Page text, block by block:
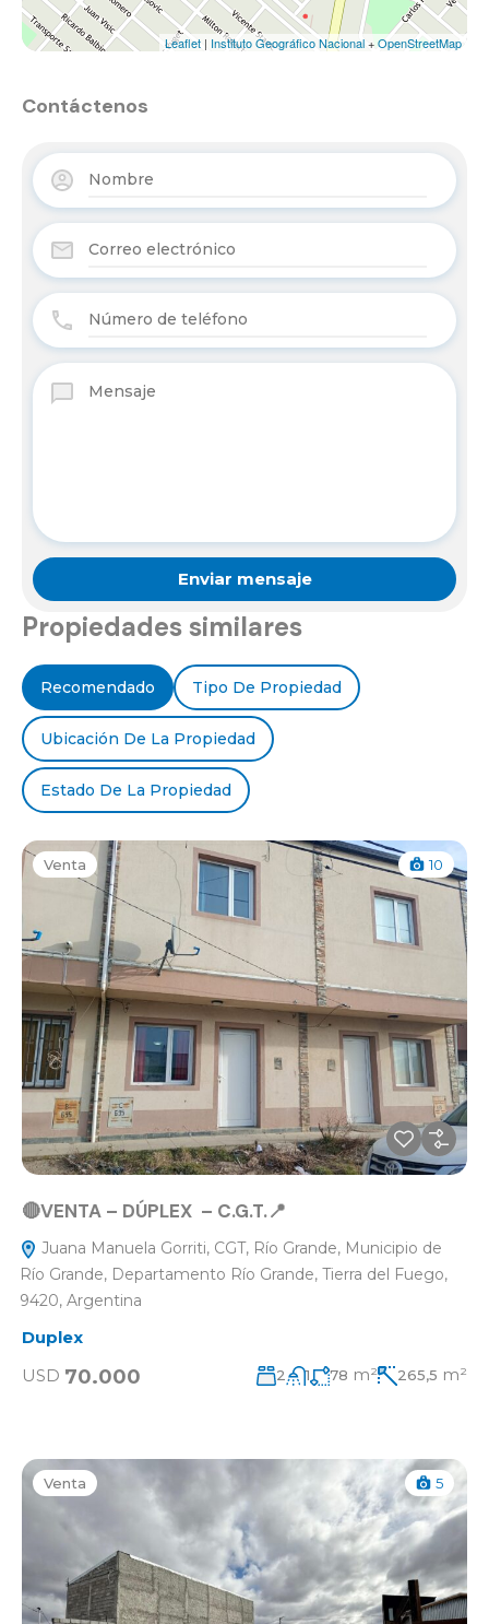
Leaflet | Instituto Geográfico Nacional+OpenStreetMap
Contáctenos
Propiedades similares
Recomendado Tipo De Propiedad
Ubicación De La Propiedad
Estado De La Propiedad
Venta 10
🔴VENTA – DÚPLEX – C.G.T.📍
Juana Manuela Gorriti, CGT, Río Grande, Municipio de
Río Grande, Departamento Río Grande, Tierra del Fuego,
9420, Argentina
Duplex
USD 70.000 2 1 78 m² 265,5 m²
Venta 5